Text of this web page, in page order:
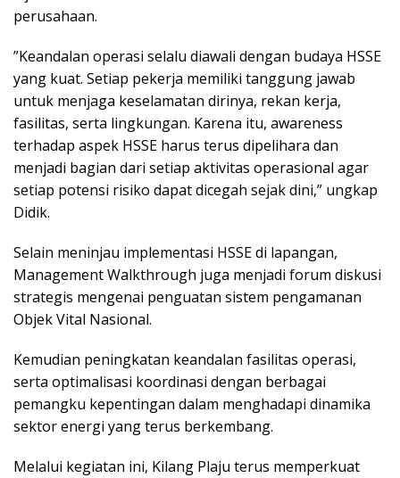
perusahaan.
”Keandalan operasi selalu diawali dengan budaya HSSE
yang kuat. Setiap pekerja memiliki tanggung jawab
untuk menjaga keselamatan dirinya, rekan kerja,
fasilitas, serta lingkungan. Karena itu, awareness
terhadap aspek HSSE harus terus dipelihara dan
menjadi bagian dari setiap aktivitas operasional agar
setiap potensi risiko dapat dicegah sejak dini,” ungkap
Didik.
Selain meninjau implementasi HSSE di lapangan,
Management Walkthrough juga menjadi forum diskusi
strategis mengenai penguatan sistem pengamanan
Objek Vital Nasional.
Kemudian peningkatan keandalan fasilitas operasi,
serta optimalisasi koordinasi dengan berbagai
pemangku kepentingan dalam menghadapi dinamika
sektor energi yang terus berkembang.
Melalui kegiatan ini, Kilang Plaju terus memperkuat